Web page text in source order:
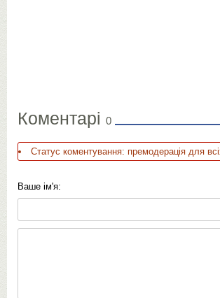
Коментарі 0
Статус коментування: премодерація для
Ваше ім'я: